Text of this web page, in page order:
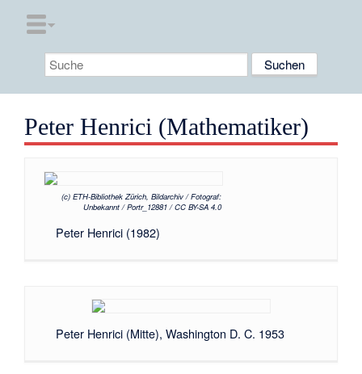
Peter Henrici (Mathematiker)
(c) ETH-Bibliothek Zürich, Bildarchiv / Fotograf:
Unbekannt / Portr_12881 / CC BY-SA 4.0
Peter Henrici (1982)
Peter Henrici (Mitte), Washington D. C. 1953